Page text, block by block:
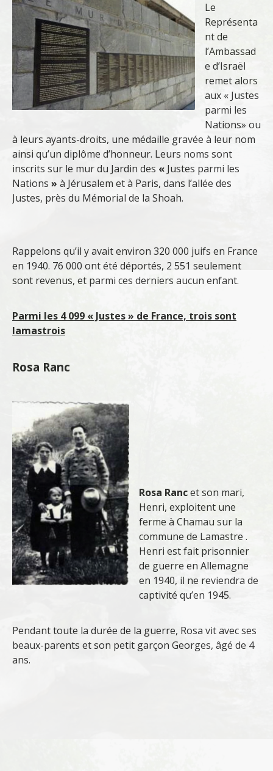
Le
Représenta
nt de
l’Ambassad
e d’Israël
remet alors
aux « Justes
parmi les
Nations» ou
à leurs ayants-droits, une médaille gravée à leur nom
ainsi qu’un diplôme d’honneur. Leurs noms sont
inscrits sur le mur du Jardin des « Justes parmi les
Nations » à Jérusalem et à Paris, dans l’allée des
Justes, près du Mémorial de la Shoah.
Rappelons qu’il y avait environ 320 000 juifs en France
en 1940. 76 000 ont été déportés, 2 551 seulement
sont revenus, et parmi ces derniers aucun enfant.
Parmi les 4 099 « Justes » de France, trois sont
lamastrois
Rosa Ranc
Rosa Rancet son mari,
Henri, exploitent une
ferme à Chamau sur la
commune de Lamastre .
Henri est fait prisonnier
de guerre en Allemagne
en 1940, il ne reviendra de
captivité qu’en 1945.
Pendant toute la durée de la guerre, Rosa vit avec ses
beaux-parents et son petit garçon Georges, âgé de 4
ans.